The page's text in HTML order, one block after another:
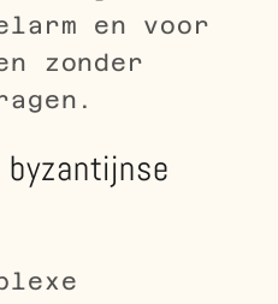
en voor
zonder
byzantijnse